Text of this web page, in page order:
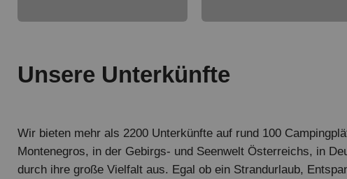
Unsere Unterkünfte
Wir bieten mehr als 2200 Unterkünfte auf rund 100
Montenegros, in der Gebirgs- und Seenwelt Österreichs, in
durch ihre große Vielfalt aus. Egal ob ein Strandurlaub,